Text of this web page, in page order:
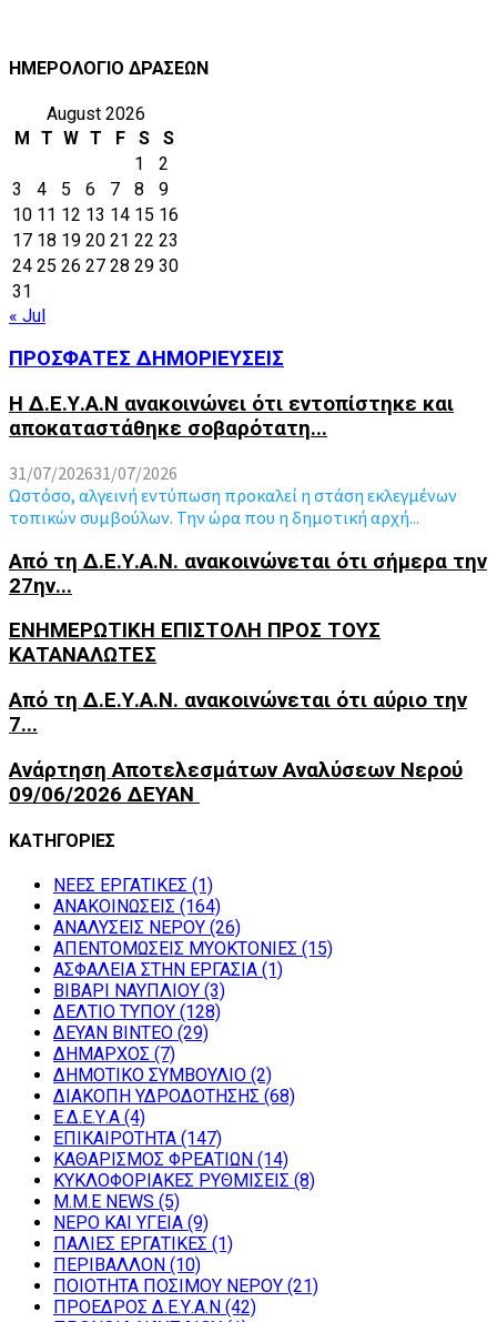
ΗΜΕΡΟΛΟΓΙΟ ΔΡΑΣΕΩΝ
August 2026
M T W T F S
S
1
2
3
4 5 6 7 8
9
10 11 12 13 14 15 16
17 18 19 20 21 22 23
24 25 26 27 28 29 30
31
« Jul
ΠΡΟΣΦΑΤΕΣ ΔΗΜΟΡΙΕΥΣΕΙΣ
Η Δ.Ε.Υ.Α.Ν ανακοινώνει ότι εντοπίστηκε και
αποκαταστάθηκε σοβαρότατη...
31/07/202631/07/2026
Ωστόσο, αλγεινή εντύπωση προκαλεί η στάση εκλεγμένων
τοπικών συμβούλων. Την ώρα που η δημοτική αρχή...
Από τη Δ.Ε.Υ.Α.Ν. ανακοινώνεται ότι σήμερα την
27ην...
ΕΝΗΜΕΡΩΤΙΚΗ ΕΠΙΣΤΟΛΗ ΠΡΟΣ ΤΟΥΣ
ΚΑΤΑΝΑΛΩΤΕΣ
Από τη Δ.Ε.Υ.Α.Ν. ανακοινώνεται ότι αύριο την
7...
Ανάρτηση Αποτελεσμάτων Αναλύσεων Νερού
09/06/2026 ΔΕΥΑΝ
ΚΑΤΗΓΟΡΙΕΣ
NEEΣ ΕΡΓΑΤΙΚΕΣ (1)
ΑΝΑΚΟΙΝΩΣΕΙΣ (164)
ΑΝΑΛΥΣΕΙΣ ΝΕΡΟΥ (26)
ΑΠΕΝΤΟΜΩΣΕΙΣ ΜΥΟΚΤΟΝΙΕΣ (15)
ΑΣΦΑΛΕΙΑ ΣΤΗΝ ΕΡΓΑΣΙΑ (1)
ΒΙΒΑΡΙ ΝΑΥΠΛΙΟΥ (3)
ΔΕΛΤΙΟ ΤΥΠΟΥ (128)
ΔΕΥΑΝ ΒΙΝΤΕΟ (29)
ΔΗΜΑΡΧΟΣ (7)
ΔΗΜΟΤΙΚΟ ΣΥΜΒΟΥΛΙΟ (2)
ΔΙΑΚΟΠΗ ΥΔΡΟΔΟΤΗΣΗΣ (68)
Ε.Δ.Ε.Υ.Α (4)
ΕΠΙΚΑΙΡΟΤΗΤΑ (147)
ΚΑΘΑΡΙΣΜΟΣ ΦΡΕΑΤΙΩΝ (14)
ΚΥΚΛΟΦΟΡΙΑΚΕΣ ΡΥΘΜΙΣΕΙΣ (8)
Μ.Μ.Ε NEWS (5)
ΝΕΡΟ ΚΑΙ ΥΓΕΙΑ (9)
ΠΑΛΙΕΣ ΕΡΓΑΤΙΚΕΣ (1)
ΠΕΡΙΒΑΛΛΟΝ (10)
ΠΟΙΟΤΗΤΑ ΠΟΣΙΜΟΥ ΝΕΡΟΥ (21)
ΠΡΟΕΔΡΟΣ Δ.Ε.Υ.Α.Ν (42)